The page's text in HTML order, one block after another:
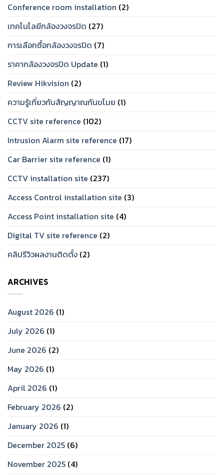
Conference room installation (2)
เทคโนโลยีกล้องวงจรปิด (27)
การเลือกซื้อกล้องวงจรปิด (7)
ราคากล้องวงจรปิด Update (1)
Review Hikvision (2)
ความรู้เกี่ยวกับสัญญาณกันขโมย (1)
CCTV site reference (102)
Intrusion Alarm site reference (17)
Car Barrier site reference (1)
CCTV installation site (237)
Access Control installation site (3)
Access Point installation site (4)
Digital TV site reference (2)
คลิปรีวิวผลงานติดตั้ง (2)
ARCHIVES
August 2026 (1)
July 2026 (1)
June 2026 (2)
May 2026 (1)
April 2026 (1)
February 2026 (2)
January 2026 (1)
December 2025 (6)
November 2025 (4)